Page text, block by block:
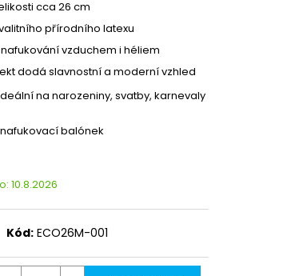
cca 26 cm
přírodního latexu
vzduchem i héliem
dodá slavnostní a moderní vzhled
na narozeniny, svatby, karnevaly
nafukovací balónek
10.8.2026
Kód: ECO26M-001